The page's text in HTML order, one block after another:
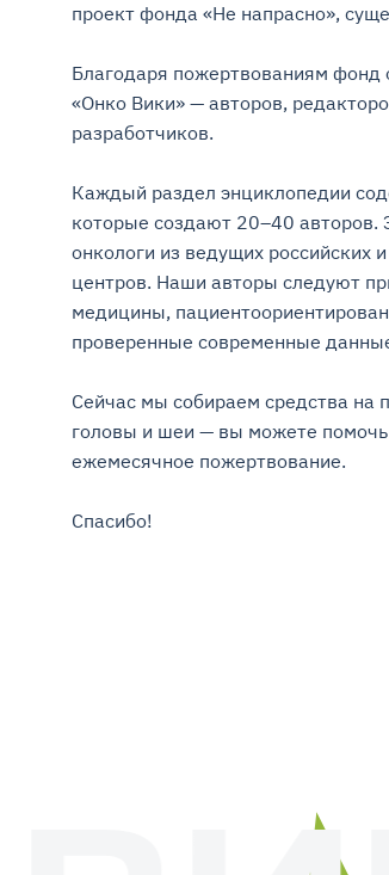
проект фонда «Не напрасно»,
Благодаря пожертвованиям фонд
«Онко Вики» — авторов,
разработчиков.
Каждый раздел энциклопедии
которые создают 20–40
онкологи из ведущих российских
центров. Наши авторы следуют
медицины,
проверенные современные
Сейчас мы собираем средства на
головы и шеи — вы можете
ежемесячное пожертвование.
Спасибо!